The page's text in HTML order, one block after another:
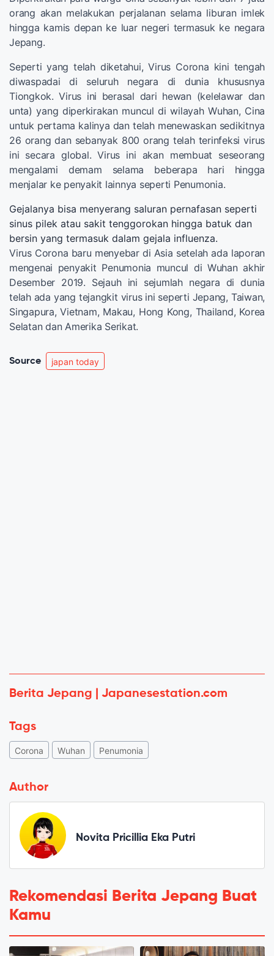
orang akan melakukan perjalanan selama liburan imlek
hingga kamis depan ke luar negeri termasuk ke negara
Jepang.
Seperti yang telah diketahui, Virus Corona kini tengah
diwaspadai di seluruh negara di dunia khususnya
Tiongkok. Virus ini berasal dari hewan (kelelawar dan
unta) yang diperkirakan muncul di wilayah Wuhan, Cina
untuk pertama kalinya dan telah menewaskan sedikitnya
26 orang dan sebanyak 800 orang telah terinfeksi virus
ini secara global. Virus ini akan membuat seseorang
mengalami demam selama beberapa hari hingga
menjalar ke penyakit lainnya seperti Penumonia.
Gejalanya bisa menyerang saluran pernafasan seperti
sinus pilek atau sakit tenggorokan hingga batuk dan
bersin yang termasuk dalam gejala influenza.
Virus Corona baru menyebar di Asia setelah ada laporan
mengenai penyakit Penumonia muncul di Wuhan akhir
Desember 2019. Sejauh ini sejumlah negara di dunia
telah ada yang tejangkit virus ini seperti Jepang, Taiwan,
Singapura, Vietnam, Makau, Hong Kong, Thailand, Korea
Selatan dan Amerika Serikat.
Source japan today
Berita Jepang | Japanesestation.com
Tags
Corona Wuhan Penumonia
Author
Novita Pricillia Eka Putri
Rekomendasi Berita Jepang Buat
Kamu